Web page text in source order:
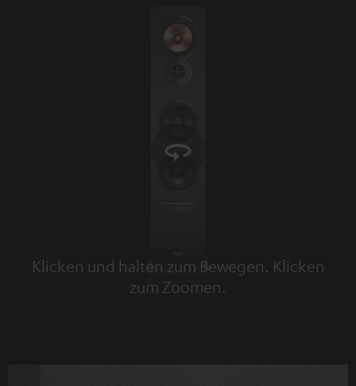
Klicken und halten zum Bewegen. Klicken
zum Zoomen.
Tap to zoom